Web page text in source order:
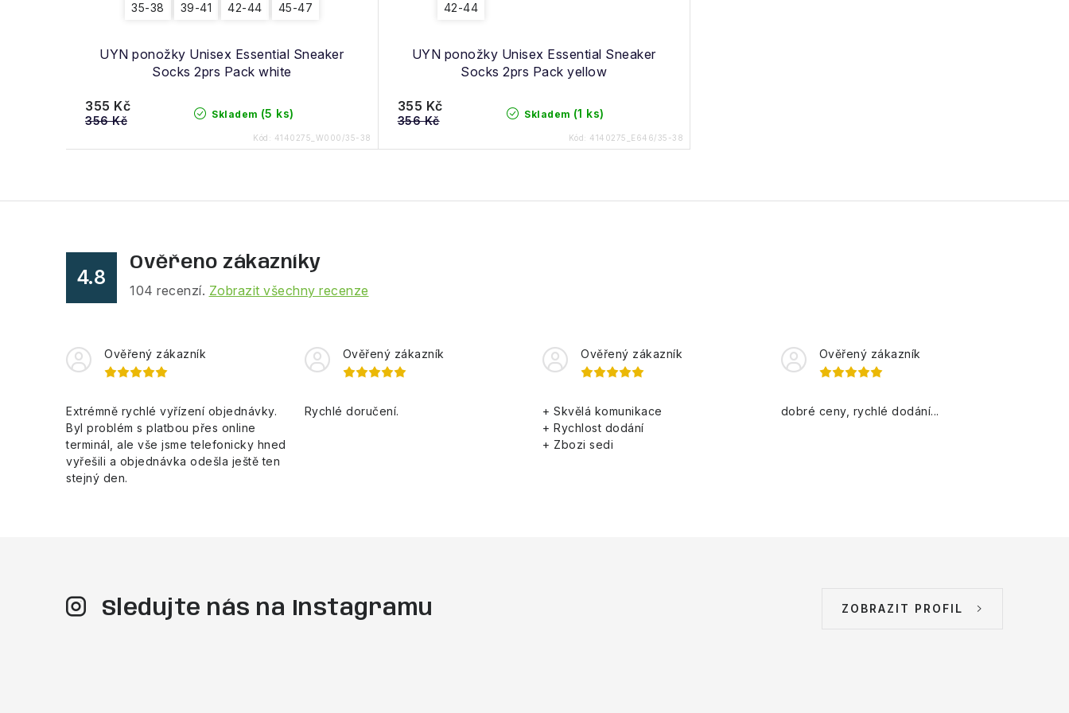
UYN ponožky Unisex Essential Sneaker
Socks 2prs Pack white
35-38 39-41 42-44 45-47
Skladem (5 ks)
355 Kč
356 Kč
Kód: 4140275_W000/35-38
UYN ponožky Unisex Essential Sneaker
Socks 2prs Pack yellow
42-44
Skladem (1 ks)
355 Kč
356 Kč
Kód: 4140275_E646/35-38
4.8
Ověřeno zákazníky
104 recenzí. Zobrazit všechny recenze
Ověřený zákazník
Extrémně rychlé vyřízení objednávky.
Byl problém s platbou přes online
terminál, ale vše jsme telefonicky hned
vyřešili a objednávka odešla ještě ten
stejný den.
Ověřený zákazník
Rychlé doručení.
Ověřený zákazník
+ Skvělá komunikace
+ Rychlost dodání
+ Zbozi sedi
Ověřený zákazník
dobré ceny, rychlé dodání...
Sledujte nás na Instagramu ZOBRAZIT PROFIL